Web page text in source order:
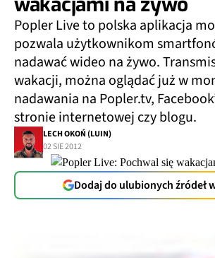
Popler Live to polska aplikacja
pozwala użytkownikom
nadawać wideo na żywo.
wakacji, można oglądać już w
nadawania na Popler.tv,
stronie internetowej czy blogu.
LECH OKOŃ (LUIN)
02 SIE 2012
Dodaj do ulubionych źródeł